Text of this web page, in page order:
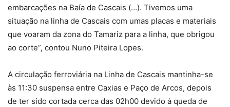
embarcações na Baía de Cascais (…). Tivemos uma
situação na linha de Cascais com umas placas e materiais
que voaram da zona do Tamariz para a linha, que obrigou
ao corte”, contou Nuno Piteira Lopes.
A circulação ferroviária na Linha de Cascais mantinha-se
às 11:30 suspensa entre Caxias e Paço de Arcos, depois
de ter sido cortada cerca das 02h00 devido à queda de